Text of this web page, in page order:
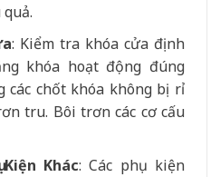
: Kiểm tra khóa cửa định
khóa hoạt động đúng
các chốt khóa không bị rỉ
tru. Bôi trơn các cơ cấu
Kiện Khác: Các phụ kiện